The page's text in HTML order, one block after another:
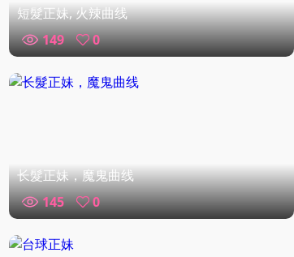
短髮正妹, 火辣曲线
149
0
长髮正妹，魔鬼曲线
145
0